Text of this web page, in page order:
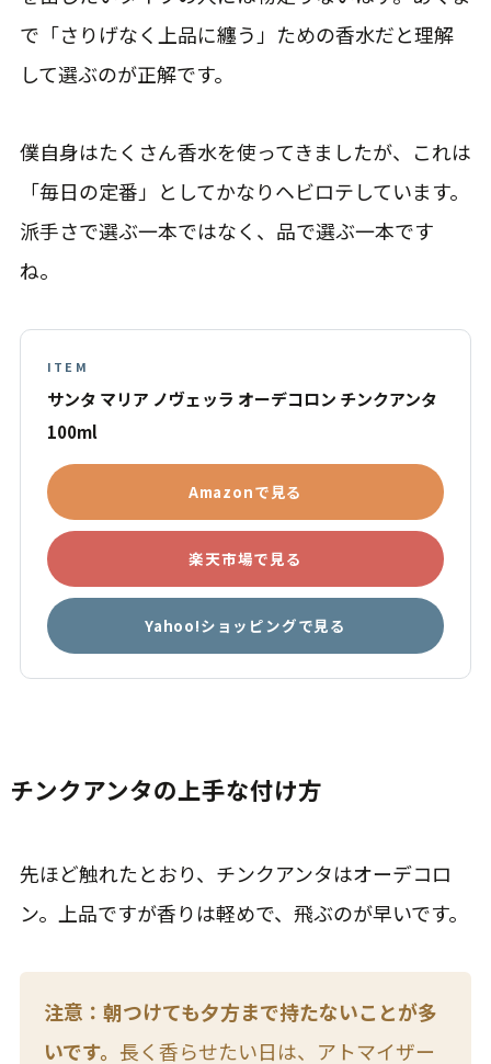
で「さりげなく上品に纏う」ための香水だと理解
して選ぶのが正解です。
僕自身はたくさん香水を使ってきましたが、これは
「毎日の定番」としてかなりヘビロテしています。
派手さで選ぶ一本ではなく、品で選ぶ一本です
ね。
ITEM
サンタ マリア ノヴェッラ オーデコロン チンクアンタ
100ml
Amazonで見る
楽天市場で見る
Yahoo!ショッピングで見る
チンクアンタの上手な付け方
先ほど触れたとおり、チンクアンタはオーデコロ
ン。上品ですが香りは軽めで、飛ぶのが早いです。
注意：朝つけても夕方まで持たないことが多
いです。 長く香らせたい日は、アトマイザー